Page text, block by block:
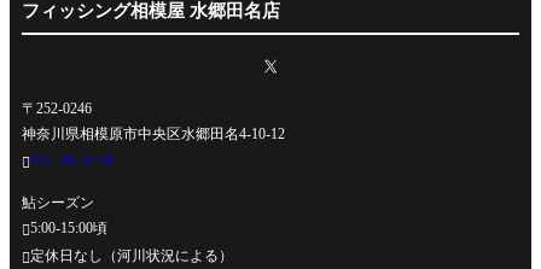
フィッシング相模屋 水郷田名店
〒252-0246
神奈川県相模原市中央区水郷田名4-10-12
042-762-0330
鮎シーズン
5:00-15:00頃
定休日なし（河川状況による）